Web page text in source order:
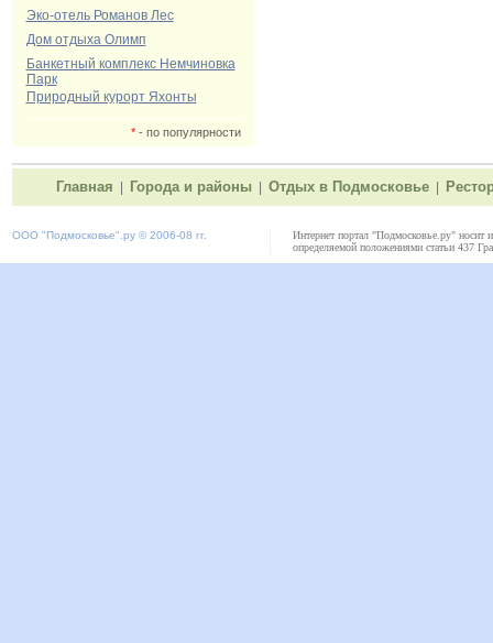
Эко-отель Романов Лес
Дом отдыха Олимп
Банкетный комплекс Немчиновка
Парк
Природный курорт Яхонты
*- по популярности
Главная Города и районы Отдых в Подмосковье
ООО "Подмосковье" .ру © 2006-08 гг.
Интернет портал "Подмосковье.ру" носит
определяемой положениями статьи 437